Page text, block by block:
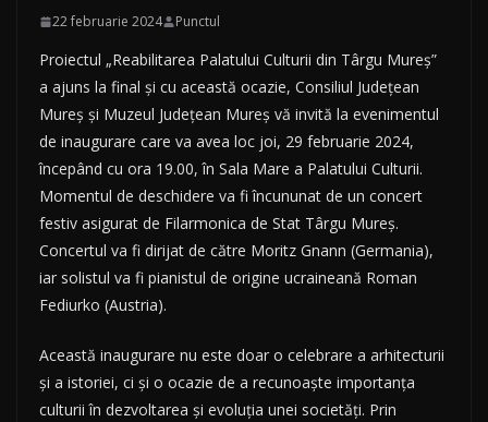
22 februarie 2024 Punctul
Proiectul „Reabilitarea Palatului Culturii din Târgu Mureș”
a ajuns la final și cu această ocazie, Consiliul Județean
Mureș și Muzeul Județean Mureș vă invită la evenimentul
de inaugurare care va avea loc joi, 29 februarie 2024,
începând cu ora 19.00, în Sala Mare a Palatului Culturii.
Momentul de deschidere va fi încununat de un concert
festiv asigurat de Filarmonica de Stat Târgu Mureș.
Concertul va fi dirijat de către Moritz Gnann (Germania),
iar solistul va fi pianistul de origine ucraineană Roman
Fediurko (Austria).
Această inaugurare nu este doar o celebrare a arhitecturii
și a istoriei, ci și o ocazie de a recunoaște importanța
culturii în dezvoltarea și evoluția unei societăți. Prin